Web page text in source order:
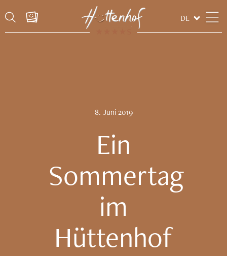
DE
8. Juni 2019
Ein
Sommertag
im
Hüttenhof